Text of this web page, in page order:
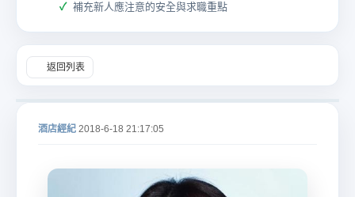
店
補充新人應注意的安全與求職重點
返回列表
酒店經紀 2018-6-18 21:17:05